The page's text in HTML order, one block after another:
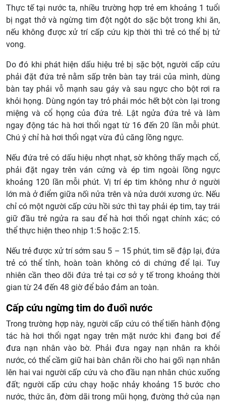
Thực tế tại nước ta, nhiều trường hợp trẻ em khoảng 1 tuổi
bị ngạt thở và ngừng tim đột ngột do sặc bột trong khi ăn,
nếu không được xử trí cấp cứu kịp thời thì trẻ có thể bị tử
vong.
Do đó khi phát hiện dấu hiệu trẻ bị sặc bột, người cấp cứu
phải đặt đứa trẻ nằm sấp trên bàn tay trái của mình, dùng
bàn tay phải vỗ mạnh sau gáy và sau ngực cho bột rơi ra
khỏi họng. Dùng ngón tay trỏ phải móc hết bột còn lại trong
miệng và cổ họng của đứa trẻ. Lật ngửa đứa trẻ và làm
ngay động tác hà hơi thổi ngạt từ 16 đến 20 lần mỗi phút.
Chú ý chỉ hà hơi thổi ngạt vừa đủ căng lồng ngực.
Nếu đứa trẻ có dấu hiệu nhợt nhạt, sờ không thấy mạch cổ,
phải đặt ngay trên ván cứng và ép tim ngoài lồng ngực
khoảng 120 lần mỗi phút. Vị trí ép tim không như ở người
lớn mà ở điểm giữa nối nửa trên và nửa dưới xương ức. Nếu
chỉ có một người cấp cứu hồi sức thì tay phải ép tim, tay trái
giữ đầu trẻ ngửa ra sau để hà hơi thổi ngạt chính xác; có
thể thực hiện theo nhịp 1:5 hoặc 2:15.
Nếu trẻ được xử trí sớm sau 5 – 15 phút, tim sẽ đập lại, đứa
trẻ có thể tỉnh, hoàn toàn không có di chứng để lại. Tuy
nhiên cần theo dõi đứa trẻ tại cơ sở y tế trong khoảng thời
gian từ 24 đến 48 giờ để bảo đảm an toàn.
Cấp cứu ngừng tim do đuối nước
Trong trường hợp này, người cấp cứu có thể tiến hành động
tác hà hơi thổi ngạt ngay trên mặt nước khi đang bơi để
đưa nạn nhân vào bờ. Phải đưa ngay nạn nhân ra khỏi
nước, có thể cầm giữ hai bàn chân rồi cho hai gối nạn nhân
lên hai vai người cấp cứu và cho đầu nạn nhân chúc xuống
đất; người cấp cứu chạy hoặc nhảy khoảng 15 bước cho
nước, thức ăn, đờm dãi trong mũi họng, đường thở của nạn